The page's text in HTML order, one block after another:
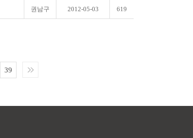
권남구 2012-05-03 619
39